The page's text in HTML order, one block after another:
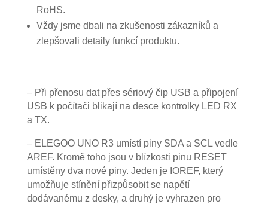
RoHS.
Vždy jsme dbali na zkušenosti zákazníků a
zlepšovali detaily funkcí produktu.
– Při přenosu dat přes sériový čip USB a připojení
USB k počítači blikají na desce kontrolky LED RX
a TX.
– ELEGOO UNO R3 umístí piny SDA a SCL vedle
AREF. Kromě toho jsou v blízkosti pinu RESET
umístěny dva nové piny. Jeden je IOREF, který
umožňuje stínění přizpůsobit se napětí
dodávanému z desky, a druhý je vyhrazen pro